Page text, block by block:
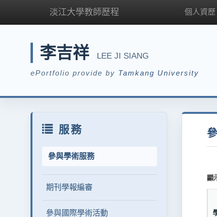
淡江大學教師歷程 個人資歷
李吉祥 LEE JI SIANG
ePortfolio provide by Tamkang University
服務
參與學術服務
期刊學報編審
參與國際學術活動
顯